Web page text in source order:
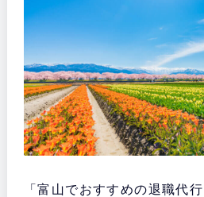
「富山でおすすめの退職代